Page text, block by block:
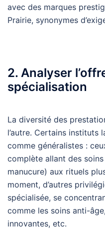
avec des marques
Prairie, synonymes
2. Analyser
spécialisation
La diversité des
l’autre. Certains instituts
comme généralistes :
complète allant des
manucure) aux rituels
moment, d’autres
spécialisée, se
comme les soins anti-
innovantes, etc.